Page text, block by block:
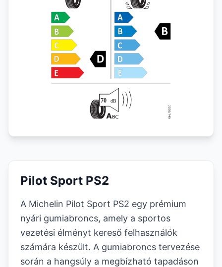
Pilot Sport PS2
A Michelin Pilot Sport PS2 egy prémium
nyári gumiabroncs, amely a sportos
vezetési élményt kereső felhasználók
számára készült. A gumiabroncs tervezése
során a hangsúly a megbízható tapadáson